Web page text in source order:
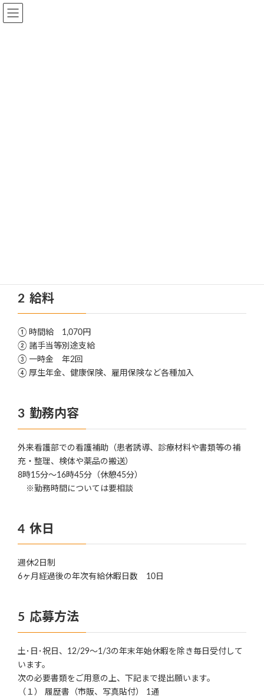
給料
① 時間給 1,070円
② 諸手当等別途支給
③ 一時金 年2回
④ 厚生年金、健康保険、雇用保険など各種加入
勤務内容
外来看護部での看護補助（患者誘導、診療材料や書類等の補
充・整理、検体や薬品の搬送）
8時15分～16時45分（休憩45分）
※勤務時間については要相談
休日
週休2日制
6ヶ月経過後の年次有給休暇日数 10日
応募方法
土･日･祝日、12/29～1/3の年末年始休暇を除き毎日受付して
います。
次の必要書類をご用意の上、下記まで提出願います。
（１） 履歴書（市販、写真貼付） 1通